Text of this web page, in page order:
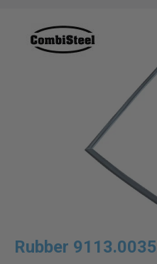
Rubber 9113.0035